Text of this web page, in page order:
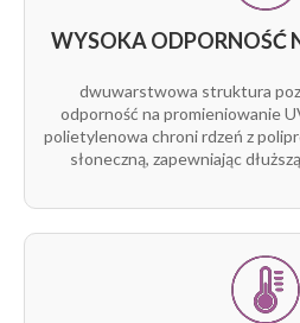
Produkt dedykowany
amatorów.
WYSOKA ODPORNOŚĆ
dwuwarstwowa struktura
odporność na promieniowanie
polietylenowa chroni rdzeń z
słoneczną, zapewniając